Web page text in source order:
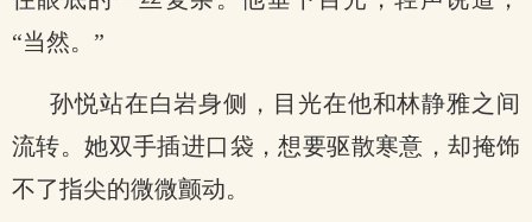
“当然。”
孙悦站在白岩身侧，目光在他和林静雅之间
流转。她双手插进口袋，想要驱散寒意，却掩饰
不了指尖的微微颤动。